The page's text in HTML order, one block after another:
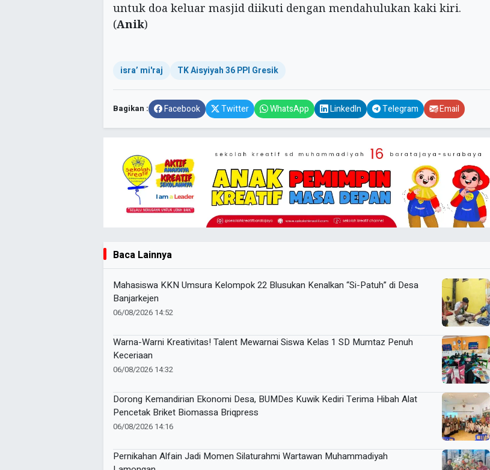
untuk doa keluar masjid diikuti dengan mendahulukan kaki kiri.
(Anik)
isra’ mi'raj TK Aisyiyah 36 PPI Gresik
Bagikan : Facebook Twitter WhatsApp LinkedIn Telegram Email
Baca Lainnya
Mahasiswa KKN Umsura Kelompok 22 Blusukan Kenalkan “Si-Patuh” di Desa
Banjarkejen
06/08/2026 14:52
Warna-Warni Kreativitas! Talent Mewarnai Siswa Kelas 1 SD Mumtaz Penuh
Keceriaan
06/08/2026 14:32
Dorong Kemandirian Ekonomi Desa, BUMDes Kuwik Kediri Terima Hibah Alat
Pencetak Briket Biomassa Briqpress
06/08/2026 14:16
Pernikahan Alfain Jadi Momen Silaturahmi Wartawan Muhammadiyah